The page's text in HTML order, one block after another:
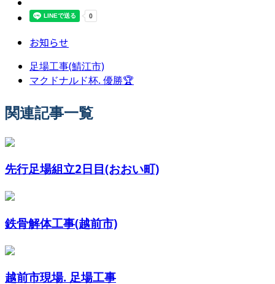
お知らせ
足場工事(鯖江市)
マクドナルド杯. 優勝🏆
関連記事一覧
先行足場組立2日目(おおい町)
鉄骨解体工事(越前市)
越前市現場. 足場工事